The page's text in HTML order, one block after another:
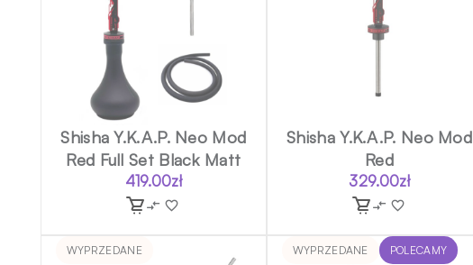
Shisha Y.K.A.P. Neo Mod
Red Full Set Black Matt
419.00zł
Shisha Y.K.A.P. Neo Mod
Red
329.00zł
WYPRZEDANE WYPRZEDANE POLECAMY